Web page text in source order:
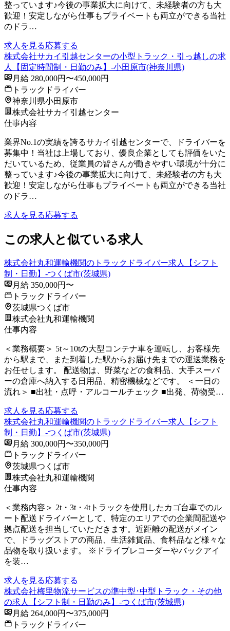
整っています♪今後の事業拡大に向けて、未経験者の方も大
歓迎！安定しながら仕事もプライベートも両立ができる当社
のドラ…
求人を見る応募する
株式会社サカイ引越センターの小型トラック・引っ越しの求
人【固定時間制・日勤のみ】-小田原市(神奈川県)
月給 280,000円〜450,000円
トラックドライバー
神奈川県小田原市
株式会社サカイ引越センター
仕事内容
業界No.1の実績を誇るサカイ引越センターで、ドライバーを
募集中！当社は上場しており、優良企業としても評価をいた
だいているため、従業員の皆さんが働きやすい環境が十分に
整っています♪今後の事業拡大に向けて、未経験者の方も大
歓迎！安定しながら仕事もプライベートも両立ができる当社
のドラ…
求人を見る応募する
この求人と似ている求人
株式会社丸和運輸機関のトラックドライバー求人【シフト
制・日勤】-つくば市(茨城県)
月給 350,000円〜
トラックドライバー
茨城県つくば市
株式会社丸和運輸機関
仕事内容
＜業務概要＞ 5t～10tの大型コンテナ車を運転し、お客様先
から駅まで、また到着した駅からお届け先までの運送業務を
お任せします。 配送物は、野菜などの食料品、大手スーパ
ーの倉庫へ納入する日用品、精密機械などです。 ＜一日の
流れ＞ ■出社・点呼・アルコールチェック ■出発、荷物受…
求人を見る応募する
株式会社丸和運輸機関のトラックドライバー求人【シフト
制・日勤】-つくば市(茨城県)
月給 300,000円〜350,000円
トラックドライバー
茨城県つくば市
株式会社丸和運輸機関
仕事内容
＜業務内容＞ 2t・3t・4tトラックを使用したカゴ台車でのル
ート配送ドライバーとして、特定のエリアでの企業間配送や
拠点配送を担当していただきます。近距離の配送がメイン
で、ドラッグストアの商品、生活雑貨品、食料品など様々な
品物を取り扱います。 ※ドライブレコーダーやバックアイ
を装…
求人を見る応募する
株式会社梅里物流サービスの準中型･中型トラック・その他
の求人【シフト制・日勤のみ】-つくば市(茨城県)
月給 264,000円〜375,000円
トラックドライバー